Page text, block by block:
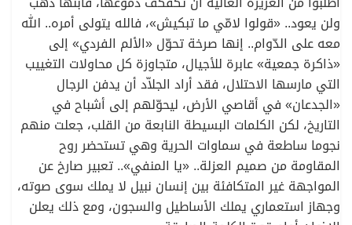
ولن يعود.. «قولوا لامّي ما تبكيش»، فالله يتولى أمره.. الله
معه على الدّوام.. إنها صرخة تحوّل «الألم الفردي» إلى
«ذاكرة جمعية» عابرة للأجيال، متجاوزة كل محاولات التغييب
التي مارسها الاحتلال، فقد أراد الجلاّد أن يدفن الرجال
«الجدعان» في أقاصي الأرض، ليحوّلهم إلى أشباح في
التاريخ، لكن الكلمات البسيطة النابعة من القلب، جعلت منهم
نجوما ساطعة في سماوات الحرية وهي تستحضر روح
المقاومة من صميم العزلة.. «يا المنفي».. تعبير صارخ عن
المواجهة غير المتكافئة بين إنسان نبيل لا يملك سوى صوته،
وجهاز استعماري يملك الأساطيل والسجون، ومع ذلك يعلن